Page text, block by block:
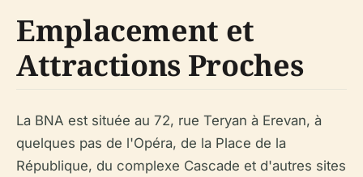
Emplacement et
Attractions Proches
La BNA est située au 72, rue Teryan à Erevan, à
quelques pas de l'Opéra, de la Place de la
République, du complexe Cascade et d'autres sites